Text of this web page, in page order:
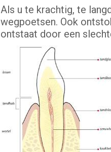
Als u te krachtig, te
wegpoetsen. Ook
ontstaat door een